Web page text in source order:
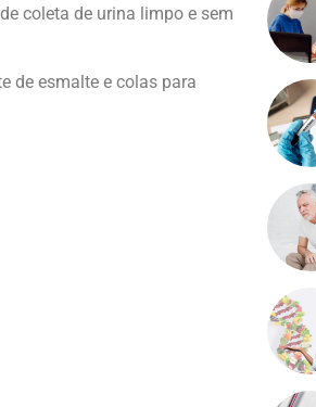
coleta de urina limpo e sem
de esmalte e colas para